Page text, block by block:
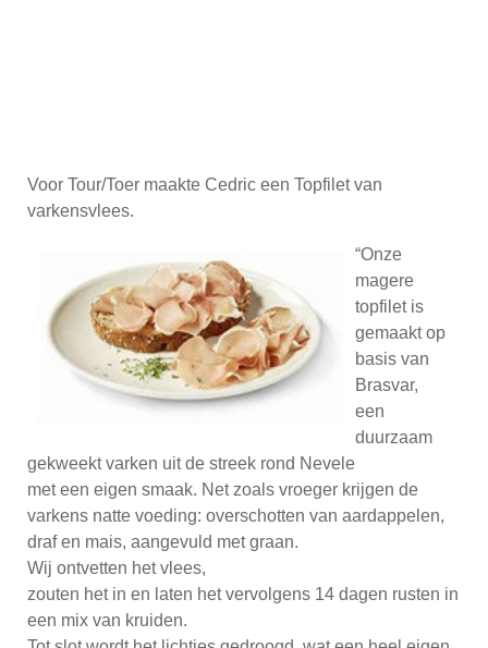
Voor Tour/Toer maakte Cedric een Topfilet van
varkensvlees.
“Onze
magere
topfilet is
gemaakt op
basis van
Brasvar,
een
duurzaam
gekweekt varken uit de streek rond Nevele
met een eigen smaak. Net zoals vroeger krijgen de
varkens natte voeding: overschotten van aardappelen,
draf en mais, aangevuld met graan.
Wij ontvetten het vlees,
zouten het in en laten het vervolgens 14 dagen rusten in
een mix van kruiden.